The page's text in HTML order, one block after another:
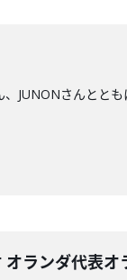
JUNONさんとと
オランダ代表オ